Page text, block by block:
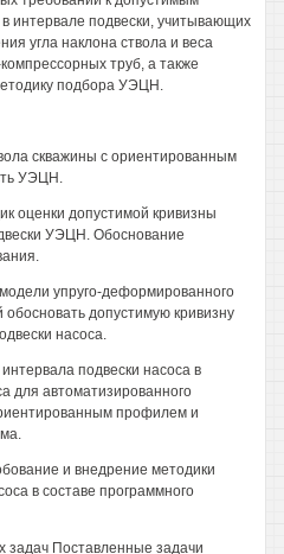
интервале подвески, учитывающих
угла наклона ствола и веса
труб, а также
подбора УЭЦН.
скважины с ориентированным
УЭЦН.
оценки допустимой кривизны
УЭЦН. Обоснование
упруго-деформированного
допустимую кривизну
насоса.
подвески насоса в
для автоматизированного
профилем и
и внедрение методики
в составе программного
Поставленные задачи